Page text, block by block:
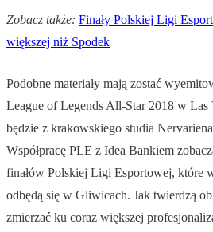
Zobacz także: Finały Polskiej Ligi
większej niż Spodek
Podobne materiały mają zostać
League of Legends All-Star 2018 w Las
będzie z krakowskiego studia
Współpracę PLE z Idea Bankiem
finałów Polskiej Ligi Esportowej, które
odbędą się w Gliwicach. Jak twierdzą
zmierzać ku coraz większej